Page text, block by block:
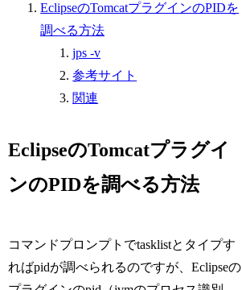
EclipseのTomcatプラグインのPIDを
調べる方法
jps -v
参考サイト
関連
EclipseのTomcatプラグイ
ンのPIDを調べる方法
コマンドプロンプトでtasklistとタイプす
ればpidが調べられるのですが、Eclipseの